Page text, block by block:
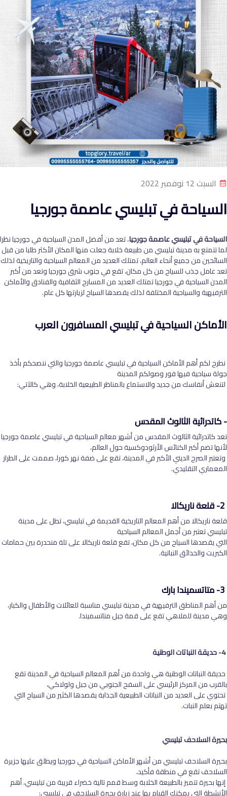
السبت 12 نوفمبر 2022
السياحة في تبليسي عاصمة جورجيا
السياحة في تبليسي عاصمة جورجيا، تعد من أفضل المدن السياحية في جورجيا نظرا
لما تتمتع به مدينة تبليسي من طبيعة خلابة جعلت منها المكان الأكثر طلبا من قبل
السائحين من جميع أنحاء العالم، تمتلك العديد من المعالم السياحية والتاريخية لذلك
تعد عامل جذب للسياح من كل مكان، تقع في جنوب شرق جورجيا وتعد من أكبر
المدن السياحية في جورجيا تمتلك العديد من المسارح الثقافية والفنادق والأماكن
الترفيهية والسياحية المختلفة لذلك يقصدها السياح لزيارتها كل عام.
الأماكن السياحية في تبليسي المسافرون العرب
نطرح لكم أهم الأماكن السياحية في تبليسي عاصمة جورجيا والتي ننصحكم بأخذ
جولة سياحية فيها فور وصولكم المدينة
لتنعش أنفاسك من جديد والاستماع بالمناظر الطبيعية الخلابة، وهي كالآتي:
- كاتدرائية الثالوث المقدس
تعد كاتدرائية الثالوث المقدس من أشهر معالم السياحية في تبليسي عاصمة جورجيا
لأنها تضم أكبر الكنائس الأرثودوكسية حول العالم،
وتعتبر الصرح الديني الأكبر في المدينة، تقع على ضفة نهر كورا، صممت على الطراز
المعماري التقليدي.
قلعة ناريكالا من أهم المعالم التاريخية القديمة في تبليسي، تطل على مدينة
تبليسي تعتبر من أجمل المعالم السياحية
التي يقصدها السياح من كل مكان، تقع قلعة ناريكالا على تلة منحدرة بين حمامات
الكبريت والحدائق النباتية.
من أهم المناطق الترفيهية في مدينة تبليسي مناسبة للعائلات والأطفال والكبار،
وهي مدينة للملاهي تقع على قمة جبل متاتسميندا.
4- حديقة النباتات الوطنية
حديقة النباتات الوطنية هي واحدة من أهم المعالم السياحية في المدينة تقع
بالقرب من المركز الرئيسي على السفح الجنوبي من جبل ولولاكي،
تحتوي على العديد من النباتات الطبيعية الجذابة يقصدها الكثير من السياح التي
تهتم بعلم النبات.
بحيرة السلاحف تبليسي
بحيرة السلاحف تبليسي من أشهر الأماكن السياحية في جورجيا ويطلق عليها جزيرة
السلاحف تقع في منطقة فأكيد،
إنها بحيرة تتميز بالطبيعة الخلابة وسط قمم تالية خضراء قريبة من تبليسي، أهم
الأنشطة التي يمكنك القيام بها عند زيارة بحيرة السلاحف في تبليسي: